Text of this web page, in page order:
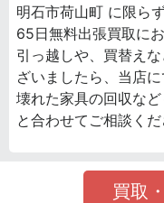
明石市荷山町 に限ら
65日無料出張買取に
引っ越しや、買替え
ざいましたら、当店に
壊れた家具の回収な
と合わせてご相談くだ
買取